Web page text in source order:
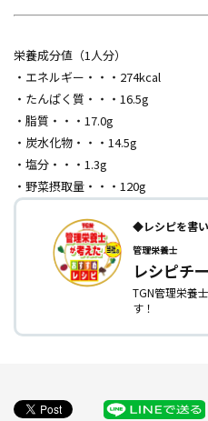
栄養成分値（1人分）
・エネルギー・・・274kcal
・たんぱく質・・・16.5g
・脂質・・・17.0g
・炭水化物・・・14.5g
・塩分・・・1.3g
・野菜摂取量・・・120g
◆レシピを書
管理栄養士
レシピチ
TGN管理栄養
す！